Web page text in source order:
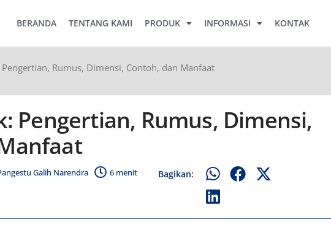
BERANDA TENTANG KAMI PRODUK INFORMASI KONTAK
Rumus, Dimensi, Contoh, dan Manfaat
Pengertian, Rumus, Dimensi,
Galih Narendra 6 menit Bagikan: